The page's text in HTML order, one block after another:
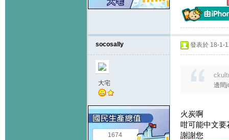
socosally
大宅
1674
發表於 18-1-
邊間
火炭啊
咁可能中文要
謝謝您